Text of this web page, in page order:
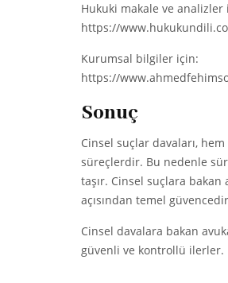
Hukuki makale ve analizler
https://
Kurumsal bilgiler için:
https://
Sonuç
Cinsel suçlar davaları,
süreçlerdir. Bu nedenle
taşır. Cinsel suçlara bakan
açısından temel
Cinsel davalara bakan
güvenli ve kontrollü ilerler.